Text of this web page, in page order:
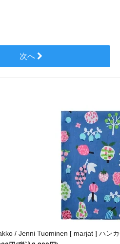
次へ
/ Jenni Tuominen [ marjat ] ハン